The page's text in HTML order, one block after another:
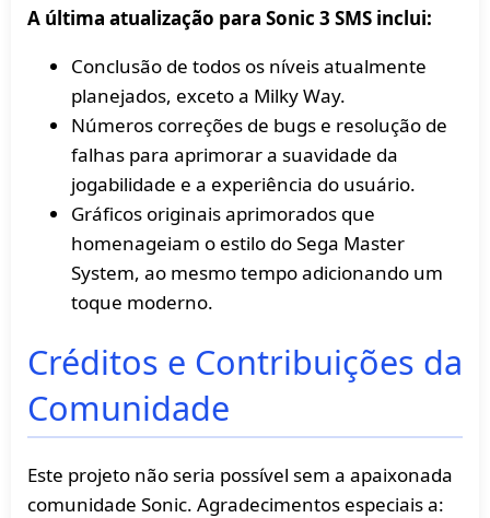
A última atualização para Sonic 3 SMS inclui:
Conclusão de todos os níveis atualmente
planejados, exceto a Milky Way.
Números correções de bugs e resolução de
falhas para aprimorar a suavidade da
jogabilidade e a experiência do usuário.
Gráficos originais aprimorados que
homenageiam o estilo do Sega Master
System, ao mesmo tempo adicionando um
toque moderno.
Créditos e Contribuições da
Comunidade
Este projeto não seria possível sem a apaixonada
comunidade Sonic. Agradecimentos especiais a: